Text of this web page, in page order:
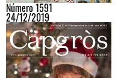
Número 1591
24/12/2019